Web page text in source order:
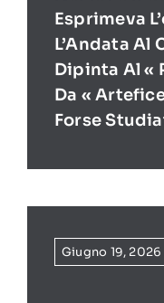
Esprimeva
L’Andata Al
Dipinta Al «
Da «
Forse
Giugno 19, 2026